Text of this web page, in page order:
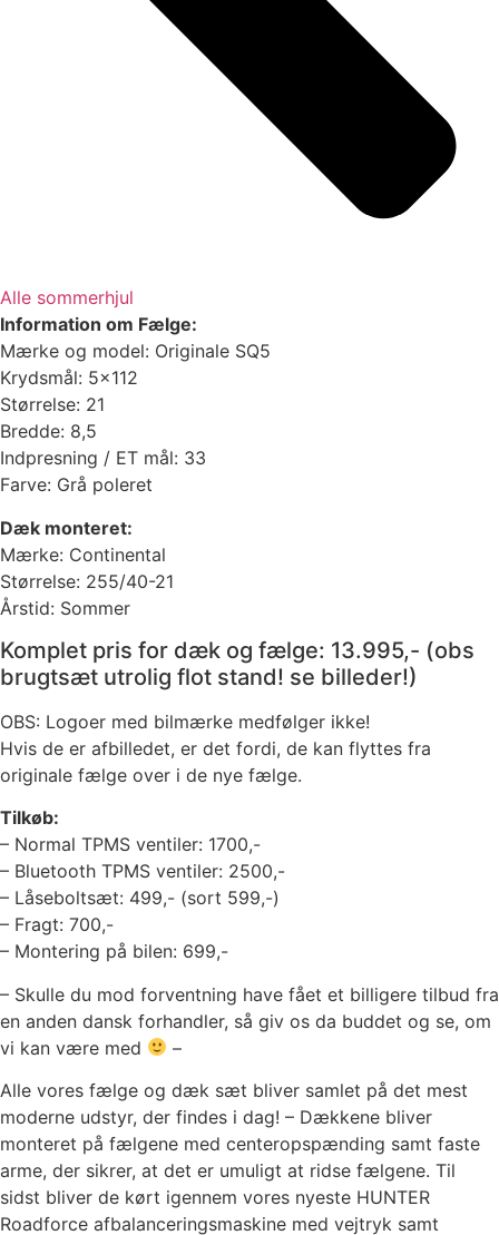
Alle sommerhjul
Information om Fælge:
Mærke og model: Originale SQ5
Krydsmål: 5×112
Størrelse: 21
Bredde: 8,5
Indpresning / ET mål: 33
Farve: Grå poleret
Dæk monteret:
Mærke: Continental
Størrelse: 255/40-21
Årstid: Sommer
Komplet pris for dæk og fælge: 13.995,- (obs
brugtsæt utrolig flot stand! se billeder!)
OBS: Logoer med bilmærke medfølger ikke!
Hvis de er afbilledet, er det fordi, de kan flyttes fra
originale fælge over i de nye fælge.
Tilkøb:
– Normal TPMS ventiler: 1700,-
– Bluetooth TPMS ventiler: 2500,-
– Låseboltsæt: 499,- (sort 599,-)
– Fragt: 700,-
– Montering på bilen: 699,-
– Skulle du mod forventning have fået et billigere tilbud fra
en anden dansk forhandler, så giv os da buddet og se, om
vi kan være med
–
Alle vores fælge og dæk sæt bliver samlet på det mest
moderne udstyr, der findes i dag! – Dækkene bliver
monteret på fælgene med centeropspænding samt faste
arme, der sikrer, at det er umuligt at ridse fælgene. Til
sidst bliver de kørt igennem vores nyeste HUNTER
Roadforce afbalanceringsmaskine med vejtryk samt